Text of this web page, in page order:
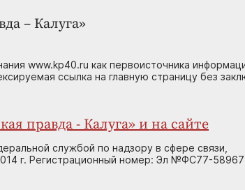
– Калуга»
www.kp40.ru как первоисточника
ссылка на главную страницу без
правда - Калуга» и на сайте
службой по надзору в сфере связи,
г. Регистрационный номер: Эл №ФС77-58967